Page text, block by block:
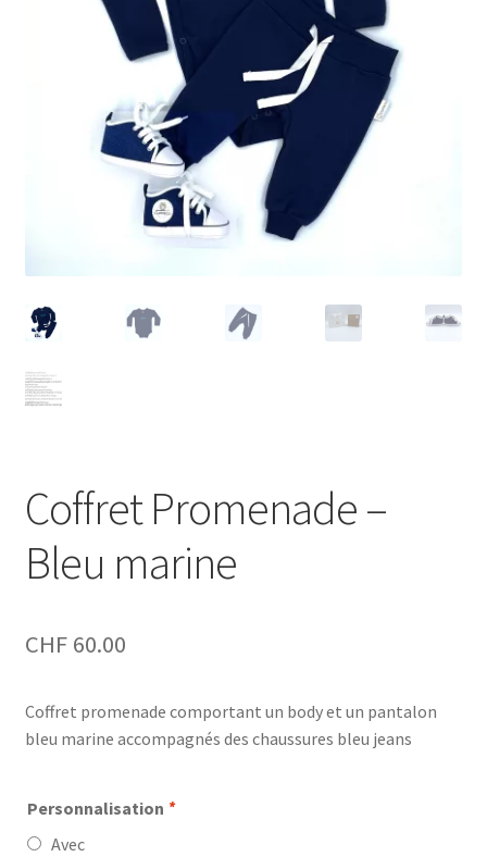
Coffret Promenade –
Bleu marine
CHF60.00
Coffret promenade comportant un body et un pantalon
bleu marine accompagnés des chaussures bleu jeans
Personnalisation *
Avec